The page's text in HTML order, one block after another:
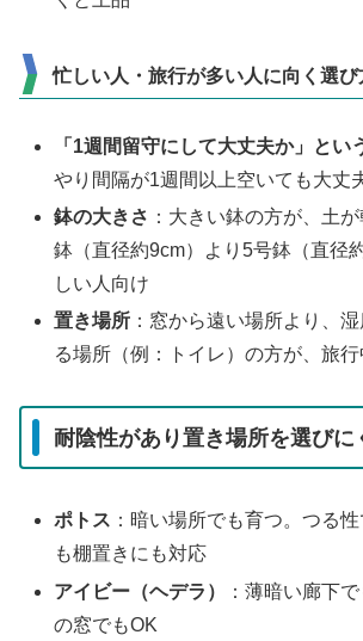
忙しい人・旅行が多い人に向く選び
「1週間留守にして大丈夫か」とい
やり間隔が1週間以上空いても大丈
鉢の大きさ ：大きい鉢の方が、土
鉢（直径約9cm）より5号鉢（直径
しい人向け
置き場所 ：窓から遠い場所より、
る場所（例：トイレ）の方が、旅
耐陰性があり置き場所を選びに
ポトス ：暗い場所でも育つ。つる
も棚置きにも対応
アイビー（ヘデラ）
：薄暗い廊下
の窓でもOK